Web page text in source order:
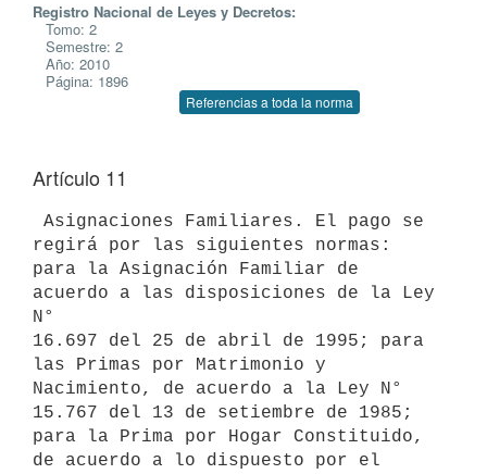
Registro Nacional de Leyes y Decretos:
Tomo: 2
Semestre: 2
Año: 2010
Página: 1896
Referencias a toda la norma
Artículo 11
regirá por las siguientes normas:
para la Asignación Familiar de
acuerdo a las disposiciones de la Ley
N°
16.697 del 25 de abril de 1995; para
las Primas por Matrimonio y
Nacimiento, de acuerdo a la Ley N°
15.767 del 13 de setiembre de 1985;
para la Prima por Hogar Constituido,
de acuerdo a lo dispuesto por el